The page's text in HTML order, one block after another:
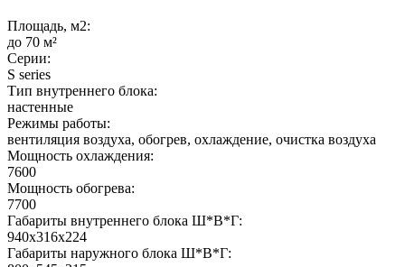
Площадь, м2:
до 70 м²
Серии:
S series
Тип внутреннего блока:
настенные
Режимы работы:
вентиляция воздуха, обогрев, охлаждение, очистка воздуха
Мощность охлаждения:
7600
Мощность обогрева:
7700
Габариты внутреннего блока Ш*В*Г:
940x316x224
Габариты наружного блока Ш*В*Г: